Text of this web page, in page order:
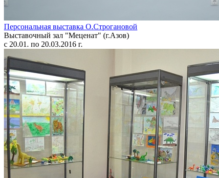
Персональная выставка О.Строгановой
Выставочный зал "Меценат" (г.Азов)
с 20.01. по 20.03.2016 г.